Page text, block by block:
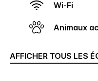
Wi-Fi
Animaux
AFFICHER TOUS LES